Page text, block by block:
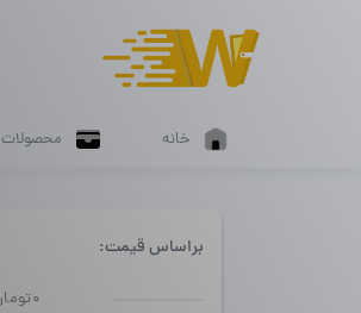
خانه محصولات
براساس قیمت:
0تومان